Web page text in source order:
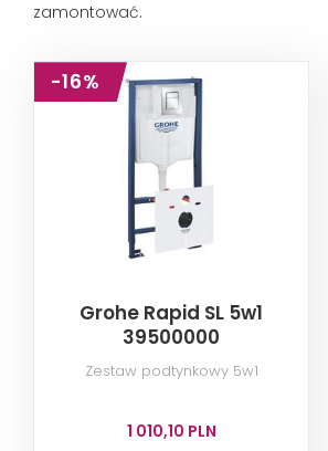
zamontować.
-16%
Grohe Rapid SL 5w1
39500000
Zestaw podtynkowy 5w1
1 010,10 PLN